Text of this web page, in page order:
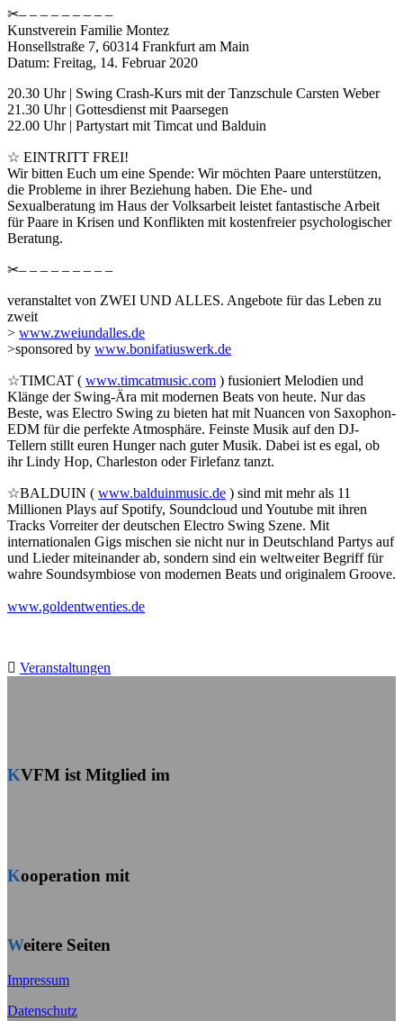
✂– – – – – – – – –
Kunstverein Familie Montez
Honsellstraße 7, 60314 Frankfurt am Main
Datum: Freitag, 14. Februar 2020
20.30 Uhr | Swing Crash-Kurs mit der Tanzschule Carsten Weber
21.30 Uhr | Gottesdienst mit Paarsegen
22.00 Uhr | Partystart mit Timcat und Balduin
☆ EINTRITT FREI!
Wir bitten Euch um eine Spende: Wir möchten Paare unterstützen,
die Probleme in ihrer Beziehung haben. Die Ehe- und
Sexualberatung im Haus der Volksarbeit leistet fantastische Arbeit
für Paare in Krisen und Konflikten mit kostenfreier psychologischer
Beratung.
✂– – – – – – – – –
veranstaltet von ZWEI UND ALLES. Angebote für das Leben zu
zweit
> www.zweiundalles.de
>sponsored by www.bonifatiuswerk.de
☆TIMCAT ( www.timcatmusic.com ) fusioniert Melodien und
Klänge der Swing-Ära mit modernen Beats von heute. Nur das
Beste, was Electro Swing zu bieten hat mit Nuancen von Saxophon-
EDM für die perfekte Atmosphäre. Feinste Musik auf den DJ-
Tellern stillt euren Hunger nach guter Musik. Dabei ist es egal, ob
ihr Lindy Hop, Charleston oder Firlefanz tanzt.
☆BALDUIN ( www.balduinmusic.de ) sind mit mehr als 11
Millionen Plays auf Spotify, Soundcloud und Youtube mit ihren
Tracks Vorreiter der deutschen Electro Swing Szene. Mit
internationalen Gigs mischen sie nicht nur in Deutschland Partys auf
und Lieder miteinander ab, sondern sind ein weltweiter Begriff für
wahre Soundsymbiose von modernen Beats und originalem Groove.
www.goldentwenties.de
Veranstaltungen
KVFM ist Mitglied im
Kooperation mit
Weitere Seiten
Impressum
Datenschutz